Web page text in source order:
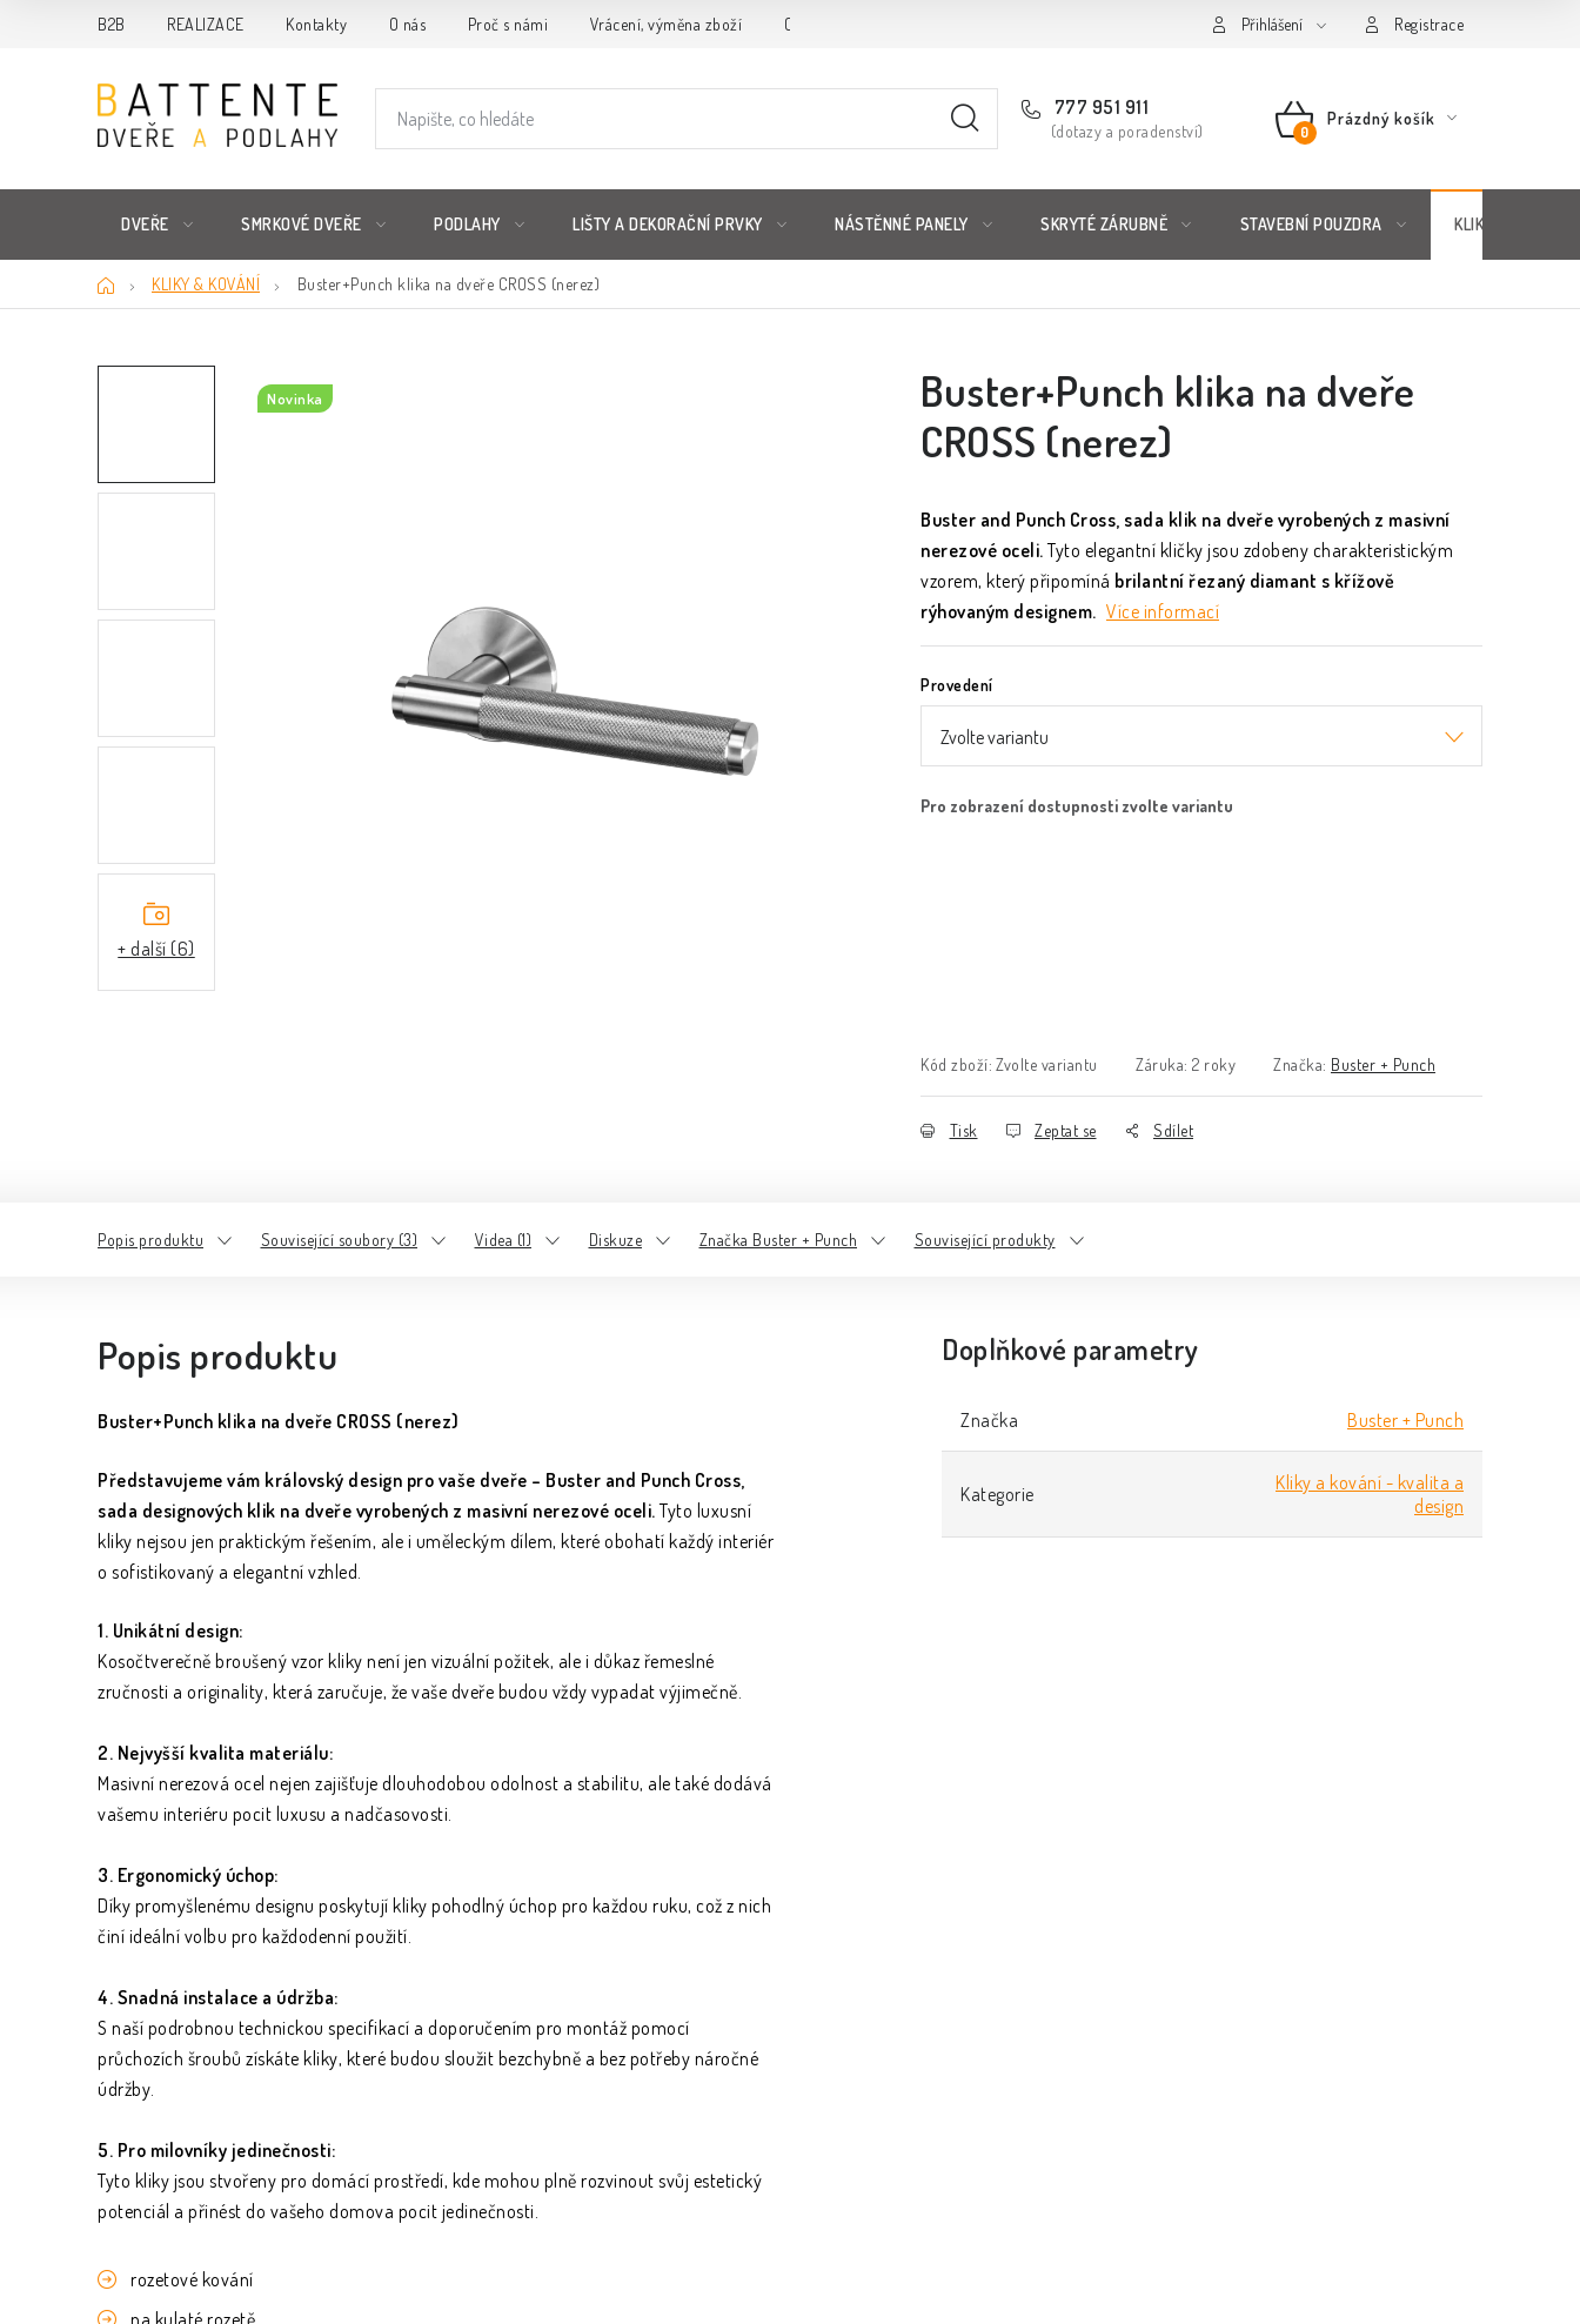
B2B REALIZACE Kontakty O nás Proč s námi Vrácení, výměna zboží Obchodní podmínky Posuzování Jakosti GDPR FAQ
Přihlášení Registrace
777 951 911
(dotazy a poradenství)
NÁKUPNÍ
Prázdný košík
DVEŘE SMRKOVÉ DVEŘE PODLAHY LIŠTY A DEKORAČNÍ PRVKY NÁSTĚNNÉ PANELY SKRYTÉ ZÁRUBNĚ STAVEBNÍ POUZDRA KLIKY & KOVÁNÍ
DomůKLIKY & KOVÁNÍ Buster+Punch klika na dveře CROSS (nerez)
+ další (6)
Buster+Punch klika na dveře
CROSS (nerez)
Buster and Punch Cross, sada klik na dveře vyrobených z masivní
nerezové oceli.Tyto elegantní kličky jsou zdobeny charakteristickým
vzorem, který připomíná brilantní řezaný diamant s křížově
rýhovaným designem. Více informací
Provedení
Kód zboží: Zvolte variantu Záruka: 2 roky Značka: Buster + Punch
Tisk Zeptat se Sdílet
Novinka
Popis produktu Související soubory (3) Videa (1) Diskuze Značka Buster + Punch Související produkty
Popis produktu
Buster+Punch klika na dveře CROSS (nerez)
Představujeme vám královský design pro vaše dveře – Buster and Punch Cross,
sada designových klik na dveře vyrobených z masivní nerezové oceli.Tyto luxusní
kliky nejsou jen praktickým řešením, ale i uměleckým dílem, které obohatí každý interiér
o sofistikovaný a elegantní vzhled.
1. Unikátní design:
Kosočtverečně broušený vzor kliky není jen vizuální požitek, ale i důkaz řemeslné
zručnosti a originality, která zaručuje, že vaše dveře budou vždy vypadat výjimečně.
2. Nejvyšší kvalita materiálu:
Masivní nerezová ocel nejen zajišťuje dlouhodobou odolnost a stabilitu, ale také dodává
vašemu interiéru pocit luxusu a nadčasovosti.
3. Ergonomický úchop:
Díky promyšlenému designu poskytují kliky pohodlný úchop pro každou ruku, což z nich
činí ideální volbu pro každodenní použití.
4. Snadná instalace a údržba:
S naší podrobnou technickou specifikací a doporučením pro montáž pomocí
průchozích šroubů získáte kliky, které budou sloužit bezchybně a bez potřeby náročné
údržby.
5. Pro milovníky jedinečnosti:
Tyto kliky jsou stvořeny pro domácí prostředí, kde mohou plně rozvinout svůj estetický
potenciál a přinést do vašeho domova pocit jedinečnosti.
rozetové kování
na kulaté rozetě
Doplňkové parametry
Značka Buster + Punch
Kategorie
Kliky a kování - kvalita a
design